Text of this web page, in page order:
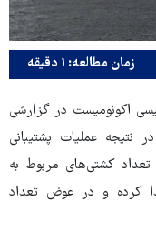
زمان مطالعه: ۱ دقیقه
اکونومیست در گزارشی
نتیجه عملیات پشتیبانی
کشتی‌های مربوط به
کرده و در عوض تعداد